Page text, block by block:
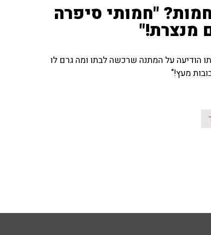
"חמותי סיפרה
מנצרת!"
הודיעה על המתנה שרכשה לבתו ומה גרם לו
מעץ!"